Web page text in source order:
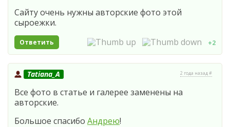
Сайту очень нужны авторские фото этой
сыроежки.
Ответить +2
Tatiana_A 2 года назад #
Все фото в статье и галерее заменены на
авторские.
Большое спасибо Андрею!